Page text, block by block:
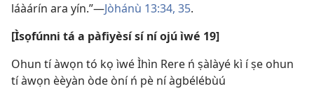
láàárín ara yín.”—Jòhánù 13:34, 35.
[Ìsọfúnni tá a pàfiyèsí sí ní ojú ìwé 19]
Ohun tí àwọn tó kọ ìwé Ìhìn Rere ń ṣàlàyé kì í ṣe ohun
tí àwọn èèyàn òde òní ń pè ní àgbélébùú